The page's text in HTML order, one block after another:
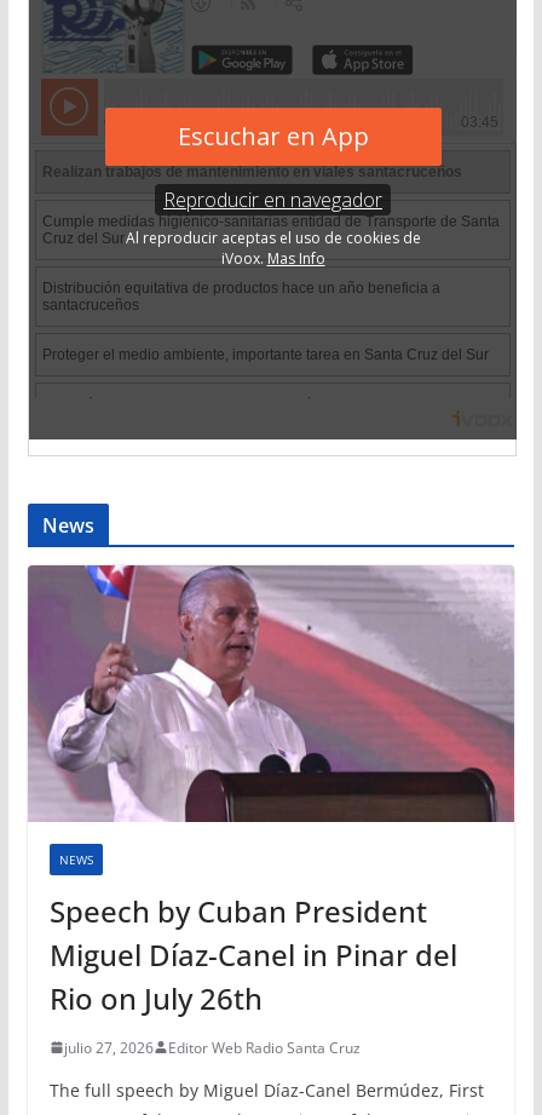
News
NEWS
Speech by Cuban President
Miguel Díaz-Canel in Pinar del
Rio on July 26th
julio 27, 2026 Editor Web Radio Santa Cruz
The full speech by Miguel Díaz-Canel Bermúdez, First